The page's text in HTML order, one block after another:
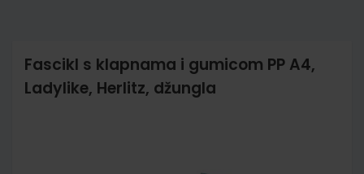
Fascikl s klapnama i gumicom PP A4,
Ladylike, Herlitz, džungla